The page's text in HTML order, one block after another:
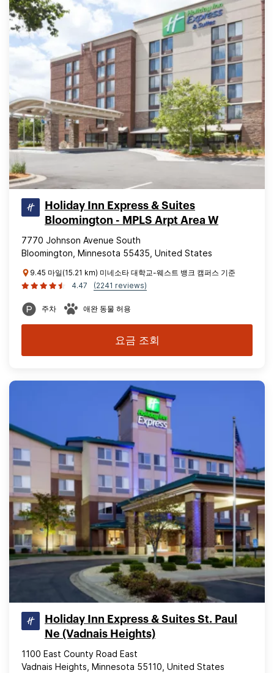
Holiday Inn Express & Suites
Bloomington - MPLS Arpt Area W
7770 Johnson Avenue South
Bloomington, Minnesota 55435, United States
9.45 마일(15.21 km) 미네소타 대학교-웨스트 뱅크 캠퍼스 기준
4.47
(2241 reviews)
주차 애완 동물 허용
요금 조회
Holiday Inn Express & Suites St. Paul
Ne (Vadnais Heights)
1100 East County Road East
Vadnais Heights, Minnesota 55110, United States